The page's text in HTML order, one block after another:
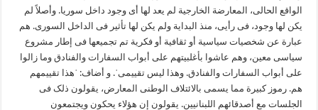
الواقع الحالی، المعارضة الخارجیة لم یعد لها أی وجود داخل سوریا. وأصلاً لم
یکن لها وجود، فی رأیی، منذ البدایة ولم یکن لها تأثیر فی الداخل السوری. هم
عبارة عن شخصیات سیاسیة أو ثقافیة أو فکریة تم تجمیعها فی إطار مشروع
سیاسی معین، وهم عاشوا بأغلبیتهم علی أبواب السفارات والفنادق وما زالوا
علی أبواب السفارات والفنادق. وهذا لیس تقییمیˈ. و أضاف: ˈهذا تقییمهم
هم. رموز کبیرة مما یسمی بالائتلاف الوطنی المعارض، یقولون ذلک فی
الجلسات مع أصدقائهم اللبنانیین. یقولون إن هؤلاء یحکون ویجتمعون